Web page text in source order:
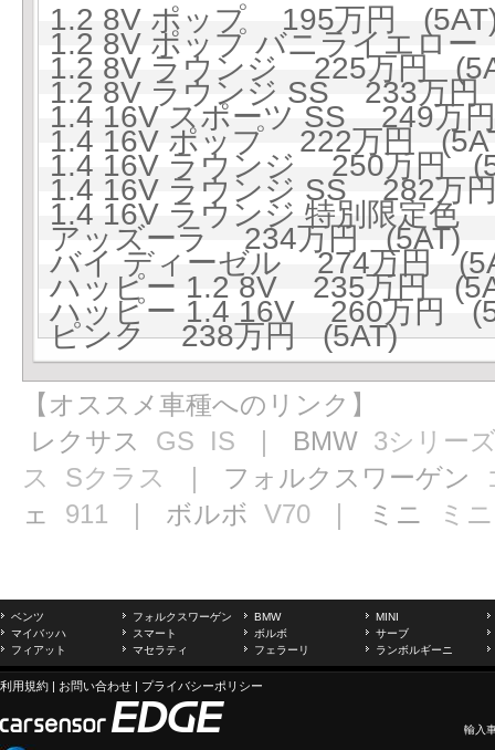
1.2 8V ポップ 195万円
1.2 8V ポップ バニライエロ
1.2 8V ラウンジ 225万円
1.2 8V ラウンジ SS 233万円
1.4 16V スポーツ SS 249万
1.4 16V ポップ 222万円
1.4 16V ラウンジ 250万円
1.4 16V ラウンジ SS 282万
1.4 16V ラウンジ 特別限定
アッズーラ 234万円 (5AT)
バイ ディーゼル 274万円
ハッピー 1.2 8V 235万円
ハッピー 1.4 16V 260万円
ピンク 238万円 (5AT)
【オススメ車種へのリンク】
レクサス GS IS ｜ BMW 3シリー
ス
Sクラス ｜ フォルクスワーゲン
ェ 911 ｜ ボルボ V70 ｜ ミニ ミニ
ベンツ フォルクスワーゲン BMW
MINI
マイバッハ
スマート ボルボ
サーブ
フィアット
マセラティ フェラーリ ランボルギーニ
利用規約 | お問い合わせ | プライバシーポリシー
輸入